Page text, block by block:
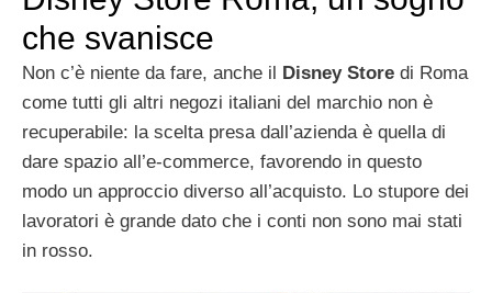
che svanisce
Non c’è niente da fare, anche il Disney Store di Roma
come tutti gli altri negozi italiani del marchio non è
recuperabile: la scelta presa dall’azienda è quella di
dare spazio all’e-commerce, favorendo in questo
modo un approccio diverso all’acquisto. Lo stupore dei
lavoratori è grande dato che i conti non sono mai stati
in rosso.